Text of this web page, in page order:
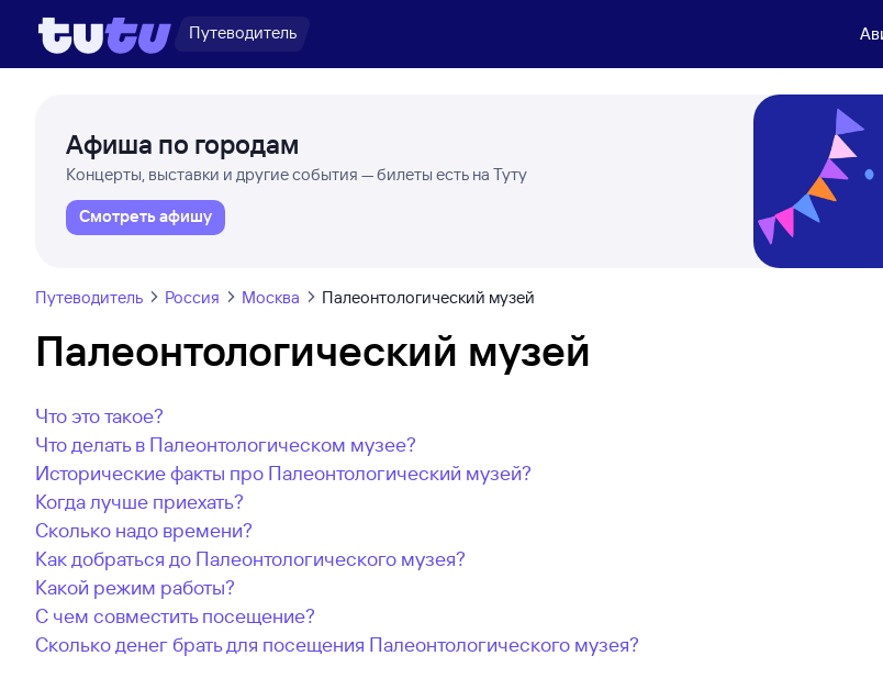
Путеводитель
Афиша по городам
Концерты, выставки и другие события — билеты есть на Туту
Смотреть афишу
Путеводитель Россия Москва Палеонтологический музей
Палеонтологический музей
Что это такое?
Что делать в Палеонтологическом музее?
Исторические факты про Палеонтологический музей?
Когда лучше приехать?
Сколько надо времени?
Как добраться до Палеонтологического музея?
Какой режим работы?
С чем совместить посещение?
Сколько денег брать для посещения Палеонтологического музея?